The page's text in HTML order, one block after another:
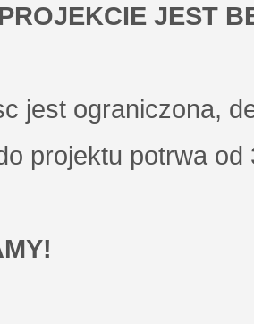
JEST
jest ograniczona,
projektu potrwa